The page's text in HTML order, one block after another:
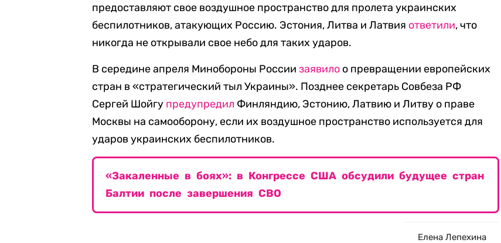
предоставляют свое воздушное пространство для пролета украинских
беспилотников, атакующих Россию. Эстония, Литва и Латвия ответили, что
никогда не открывали свое небо для таких ударов.
В середине апреля Минобороны Россиизаявило о превращении европейских
стран в «стратегический тыл Украины». Позднее секретарь Совбеза РФ
Сергей Шойгу предупредил Финляндию, Эстонию, Латвию и Литву о праве
Москвы на самооборону, если их воздушное пространство используется для
ударов украинских беспилотников.
«Закаленные в боях»: в Конгрессе США обсудили будущее стран
Балтии после завершения СВО
Елена Лепехина